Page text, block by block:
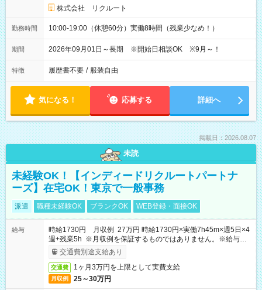
株式会社 リクルート
勤務時間 10:00-19:00（休憩60分）実働8時間（残業少なめ！）
期間 2026年09月01日～長期 ※開始日相談OK ※9月～！
特徴 履歴書不要 / 服装自由
気になる！ 応募する 詳細へ
掲載日：2026.08.07
未読
未経験OK！【インディードリクルートパートナ
ーズ】在宅OK！東京で一般事務
派遣 職種未経験OK ブランクOK WEB登録・面接OK
給与
時給1730円 月収例 27万円 時給1730円×実働7h45m×週5日×4
週+残業5h ※月収例を保証するものではありません。※給与即
受取りサービス利用可（利用条件有）
交通費別途支給あり
交通費 1ヶ月3万円を上限として実費支給
月収例 25～30万円